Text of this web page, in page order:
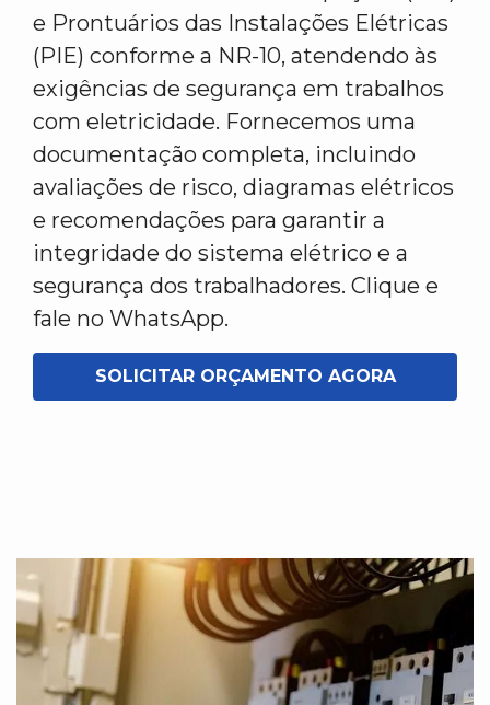
e Prontuários das Instalações Elétricas
(PIE) conforme a NR-10, atendendo às
exigências de segurança em trabalhos
com eletricidade. Fornecemos uma
documentação completa, incluindo
avaliações de risco, diagramas elétricos
e recomendações para garantir a
integridade do sistema elétrico e a
segurança dos trabalhadores. Clique e
fale no WhatsApp.
SOLICITAR ORÇAMENTO AGORA